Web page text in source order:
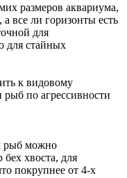
размеров аквариума,
все ли горизонты есть
для
для стайных
к видовому
по агрессивности
рыб можно
бех хвоста, для
покрупнее от 4-х